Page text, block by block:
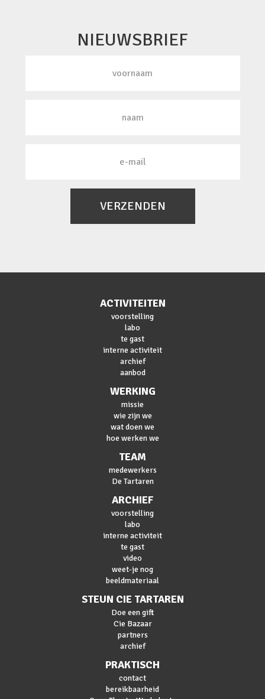
NIEUWSBRIEF
VERZENDEN
ACTIVITEITEN
voorstelling
labo
te gast
interne activiteit
archief
aanbod
WERKING
missie
wie zijn we
wat doen we
hoe werken we
TEAM
medewerkers
De Tartaren
ARCHIEF
voorstelling
labo
interne activiteit
te gast
video
weet-je nog
beeldmateriaal
STEUN CIE TARTAREN
Doe een gift
Cie Bazaar
partners
archief
PRAKTISCH
contact
bereikbaarheid